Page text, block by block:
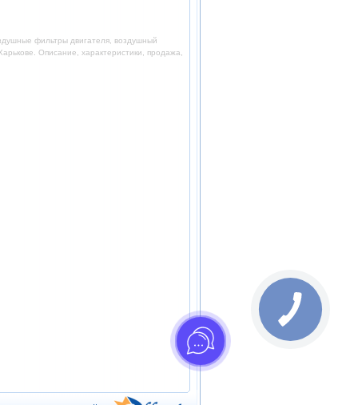
фильтры двигателя, воздушный
Описание, характеристики, продажа,